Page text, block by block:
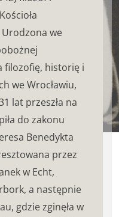
Urodzona we
filozofię, historię i
we Wrocławiu,
lat przeszła na
do zakonu
Benedykta
przez
w Echt,
a następnie
gdzie zginęła w